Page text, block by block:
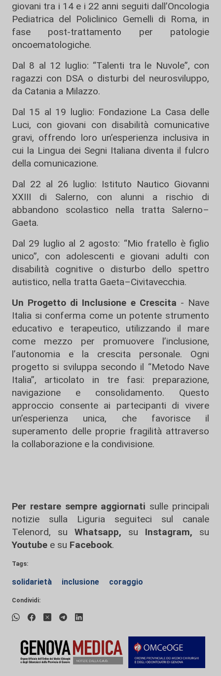
giovani tra i 14 e i 22 anni seguiti dall’Oncologia
Pediatrica del Policlinico Gemelli di Roma, in
fase post-trattamento per patologie
oncoematologiche.
Dal 8 al 12 luglio: “Talenti tra le Nuvole”, con
ragazzi con DSA o disturbi del neurosviluppo,
da Catania a Milazzo.
Dal 15 al 19 luglio: Fondazione La Casa delle
Luci, con giovani con disabilità comunicative
gravi, offrendo loro un’esperienza inclusiva in
cui la Lingua dei Segni Italiana diventa il fulcro
della comunicazione.
Dal 22 al 26 luglio: Istituto Nautico Giovanni
XXIII di Salerno, con alunni a rischio di
abbandono scolastico nella tratta Salerno–
Gaeta.
Dal 29 luglio al 2 agosto: “Mio fratello è figlio
unico”, con adolescenti e giovani adulti con
disabilità cognitive o disturbo dello spettro
autistico, nella tratta Gaeta–Civitavecchia.
Un Progetto di Inclusione e Crescita - Nave
Italia si conferma come un potente strumento
educativo e terapeutico, utilizzando il mare
come mezzo per promuovere l’inclusione,
l’autonomia e la crescita personale. Ogni
progetto si sviluppa secondo il “Metodo Nave
Italia”, articolato in tre fasi: preparazione,
navigazione e consolidamento. Questo
approccio consente ai partecipanti di vivere
un’esperienza unica, che favorisce il
superamento delle proprie fragilità attraverso
la collaborazione e la condivisione.
Per restare sempre aggiornati sulle principali
notizie sulla Liguria seguiteci sul canale
Telenord, su
Whatsapp, su Instagram, su
Youtube e su Facebook.
Tags:
solidarietà inclusione coraggio
Condividi: